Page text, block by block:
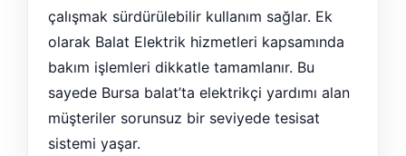
çalışmak sürdürülebilir kullanım sağlar. Ek
olarak Balat Elektrik hizmetleri kapsamında
bakım işlemleri dikkatle tamamlanır. Bu
sayede Bursa balat’ta elektrikçi yardımı alan
müşteriler sorunsuz bir seviyede tesisat
sistemi yaşar.